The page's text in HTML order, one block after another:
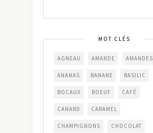
MOT CLÉS
AGNEAU AMANDE AMANDES
ANANAS BANANE BASILIC
BOCAUX BOEUF CAFÉ
CANARD CARAMEL
CHAMPIGNONS CHOCOLAT